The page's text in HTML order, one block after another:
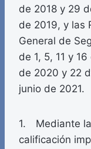
de 2018 y 29
de 2019, y las
General de
de 1, 5, 11 y
de 2020 y 22
junio de 2021.
1. Mediante
calificación